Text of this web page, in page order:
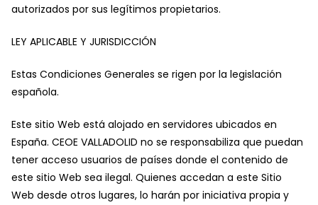
autorizados por sus legítimos propietarios.
LEY APLICABLE Y JURISDICCIÓN
Estas Condiciones Generales se rigen por la legislación
española.
Este sitio Web está alojado en servidores ubicados en
España. CEOE VALLADOLID no se responsabiliza que puedan
tener acceso usuarios de países donde el contenido de
este sitio Web sea ilegal. Quienes accedan a este Sitio
Web desde otros lugares, lo harán por iniciativa propia y